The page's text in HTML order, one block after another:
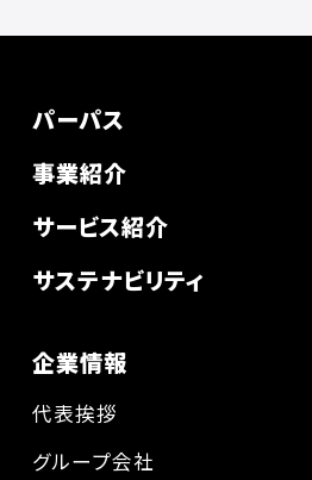
パーパス
事業紹介
サービス紹介
サステナビリティ
企業情報
代表挨拶
グループ会社